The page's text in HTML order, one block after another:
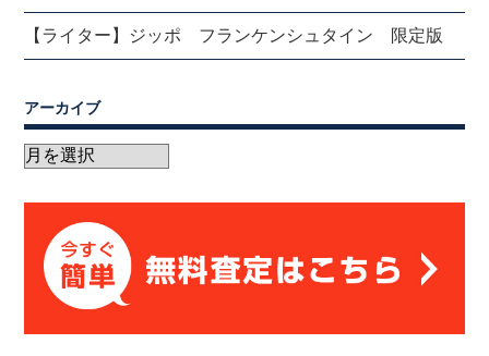
【ライター】ジッポ フランケンシュタイン 限定版
アーカイブ